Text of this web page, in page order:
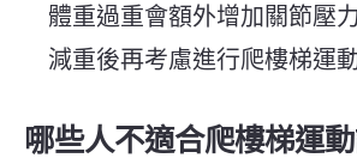
體重過重會額外增加關節壓
減重後再考慮進行爬樓梯運
哪些人不適合爬樓梯運